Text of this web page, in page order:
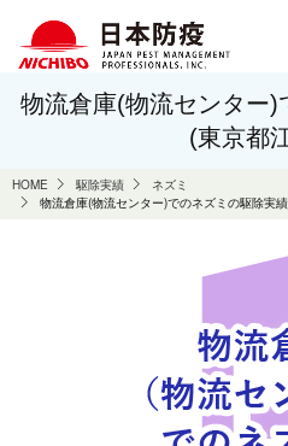
物流倉庫(物流センター
(東京都
HOME 駆除実績
ネズミ
物流倉庫(物流センター)でのネズミの駆除実